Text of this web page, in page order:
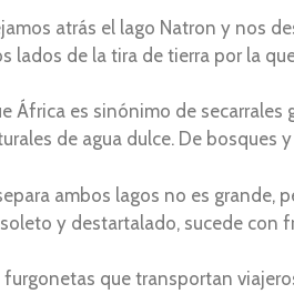
atrás el lago Natron y nos
lados de la tira de tierra por la
África es sinónimo de
de agua dulce. De
ambos lagos no es grande,
y destartalado, sucede con
furgonetas que transportan